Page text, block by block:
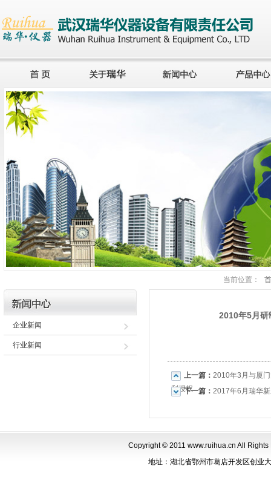
当前位置：
企业新闻
行业新闻
2010年5月研
上一篇： 2010年3月与厦
利授权下一篇： 2017年6月瑞华
Copyright © 2011 www.ruihua.cn All
地址：湖北省鄂州市葛店开发区创业